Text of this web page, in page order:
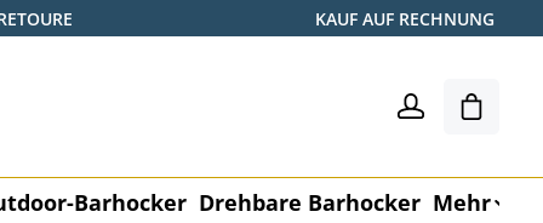
KAUF AUF RECHNUNG
Barhocker Drehbare Barhocker Mehr